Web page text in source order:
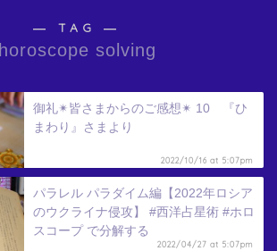
― TAG ―
horoscope solving
御礼✴︎皆さまからのご感想✴︎ 10 『ひ
まわり』さまより
2022/10/16 at 5:07pm
パラレル パラダイム編【2022年ロシア
のウクライナ侵攻】 #西洋占星術 #ホロ
スコープ で分解する
2022/04/27 at 5:07pm